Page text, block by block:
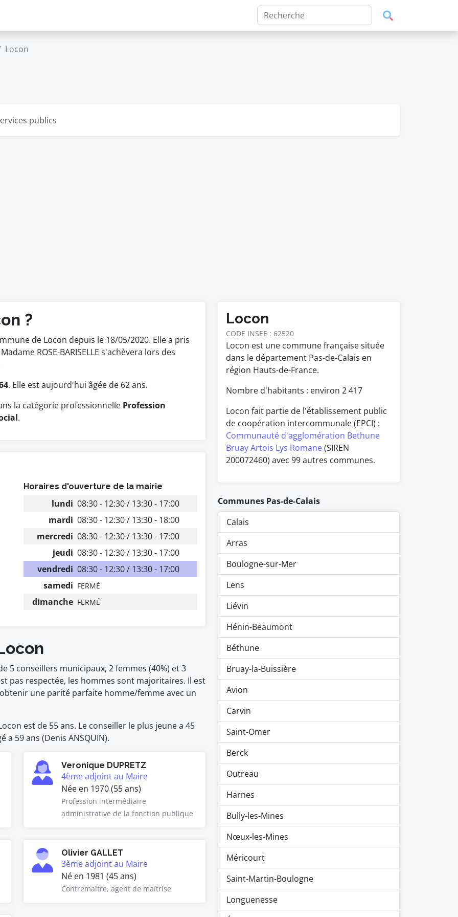
Locon
publics
?
de Locon depuis le 18/05/2020. Elle a pris
ROSE-BARISELLE s'achèvera lors des
. Elle est aujourd'hui âgée de 62 ans.
la catégorie professionnelle Profession
.
Horaires d'ouverture de la mairie
lundi 08:30 - 12:30 / 13:30 - 17:00
mardi 08:30 - 12:30 / 13:30 - 18:00
mercredi 08:30 - 12:30 / 13:30 - 17:00
jeudi 08:30 - 12:30 / 13:30 - 17:00
vendredi 08:30 - 12:30 / 13:30 - 17:00
samedi FERMÉ
dimanche FERMÉ
5 conseillers municipaux, 2 femmes (40%) et 3
pas respectée, les hommes sont majoritaires. Il est
une parité parfaite homme/femme avec un
est de 55 ans. Le conseiller le plus jeune a 45
a 59 ans (Denis ANSQUIN).
Veronique DUPRETZ
4ème adjoint au Maire
Née en 1970 (55 ans)
Profession intermédiaire
administrative de la fonction publique
Olivier GALLET
3ème adjoint au Maire
Né en 1981 (45 ans)
Contremaître, agent de maîtrise
Locon
CODE INSEE : 62520
Locon est une commune française située
dans le département Pas-de-Calais en
région Hauts-de-France.
Nombre d'habitants : environ 2 417
Locon fait partie de l'établissement public
de coopération intercommunale (EPCI) :
Communauté d'agglomération Bethune
Bruay Artois Lys Romane(SIREN
200072460) avec 99 autres communes.
Communes Pas-de-Calais
Calais
Arras
Boulogne-sur-Mer
Lens
Liévin
Hénin-Beaumont
Béthune
Bruay-la-Buissière
Avion
Carvin
Saint-Omer
Berck
Outreau
Harnes
Bully-les-Mines
Nœux-les-Mines
Méricourt
Saint-Martin-Boulogne
Longuenesse